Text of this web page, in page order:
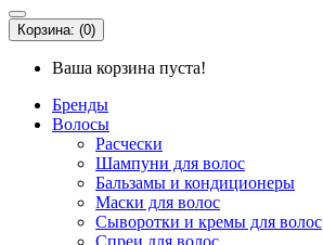
Корзина: (0)
Ваша корзина пуста!
Бренды
Волосы
Расчески
Шампуни для волос
Бальзамы и кондиционеры
Маски для волос
Сыворотки и кремы для волос
Спреи для волос